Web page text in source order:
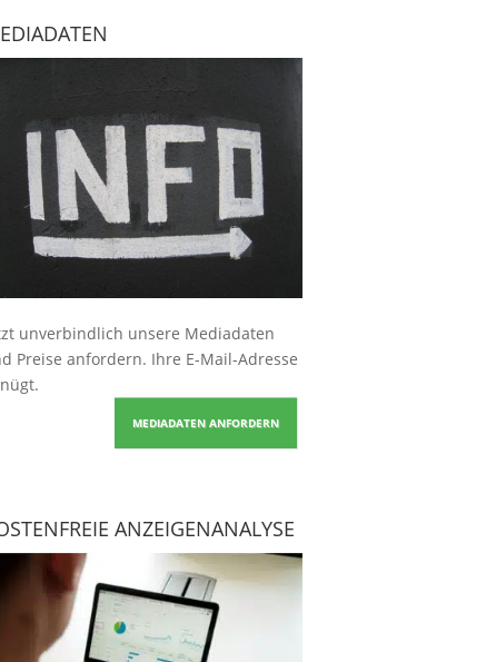
unverbindlich unsere Mediadaten
Preise anfordern. Ihre E-Mail-Adresse
MEDIADATEN ANFORDERN
ANZEIGENANALYSE